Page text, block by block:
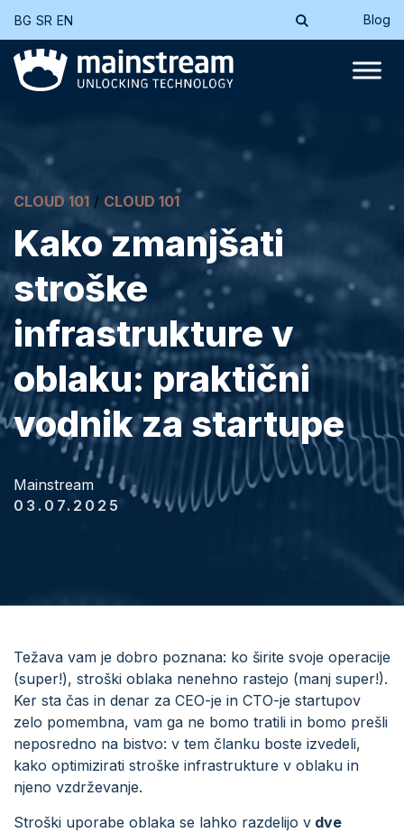
BG SR EN Blog
CLOUD 101 / CLOUD 101
Kako zmanjšati
stroške
infrastrukture v
oblaku: praktični
vodnik za startupe
Mainstream
03.07.2025
Težava vam je dobro poznana: ko širite svoje operacije
(super!), stroški oblaka nenehno rastejo (manj super!).
Ker sta čas in denar za CEO-je in CTO-je startupov
zelo pomembna, vam ga ne bomo tratili in bomo prešli
neposredno na bistvo: v tem članku boste izvedeli,
kako optimizirati stroške infrastrukture v oblaku in
njeno vzdrževanje.
Stroški uporabe oblaka se lahko razdelijo v dve